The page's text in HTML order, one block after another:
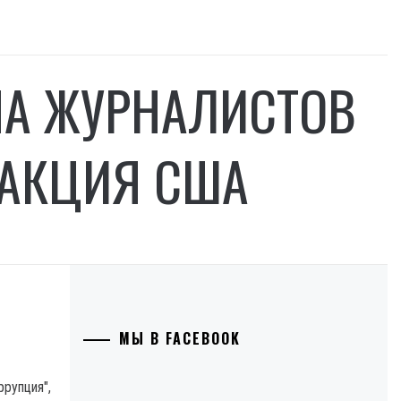
ЖУРНАЛИСТОВ
США
МЫ В FACEBOOK